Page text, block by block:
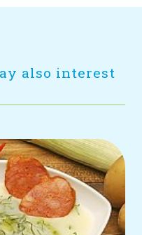
also interest